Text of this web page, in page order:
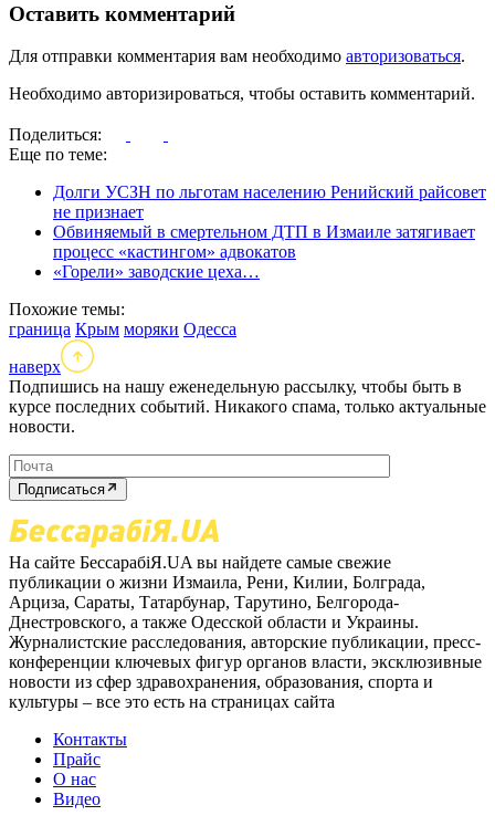
Оставить комментарий
Для отправки комментария вам необходимо авторизоваться.
Необходимо авторизироваться, чтобы оставить комментарий.
Поделиться:
Еще по теме:
Долги УСЗН по льготам населению Ренийский райсовет
не признает
Обвиняемый в смертельном ДТП в Измаиле затягивает
процесс «кастингом» адвокатов
«Горели» заводские цеха…
Похожие темы:
граница Крым моряки Одесса
наверх
Подпишись на нашу еженедельную рассылку, чтобы быть в
курсе последних событий. Никакого спама, только актуальные
новости.
Подписаться
На сайте БессарабіЯ.UA вы найдете самые свежие
публикации о жизни Измаила, Рени, Килии, Болграда,
Арциза, Сараты, Татарбунар, Тарутино, Белгорода-
Днестровского, а также Одесской области и Украины.
Журналистские расследования, авторские публикации, пресс-
конференции ключевых фигур органов власти, эксклюзивные
новости из сфер здравохранения, образования, спорта и
культуры – все это есть на страницах сайта
Контакты
Прайс
О нас
Видео